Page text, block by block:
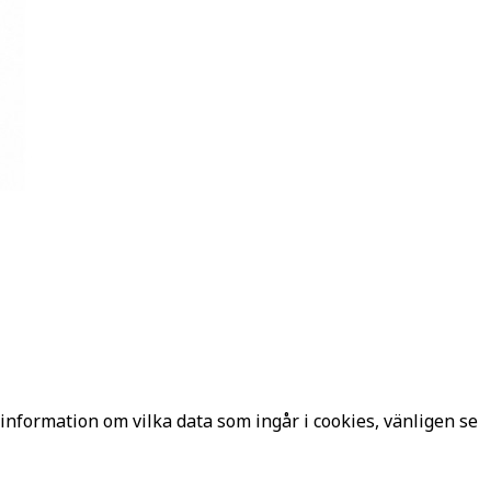
om vilka data som ingår i cookies, vänligen se